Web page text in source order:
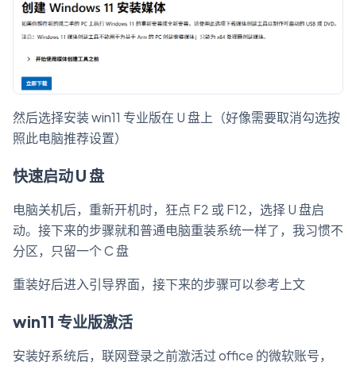
然后选择安装 win11 专业版在 U 盘上（好像需要取消勾选按
照此电脑推荐设置）
快速启动 U 盘
电脑关机后，重新开机时，狂点 F2 或 F12，选择 U 盘启
动。接下来的步骤就和普通电脑重装系统一样了，我习惯不
分区，只留一个 C 盘
重装好后进入引导界面，接下来的步骤可以参考上文
win11 专业版激活
安装好系统后，联网登录之前激活过 office 的微软账号，